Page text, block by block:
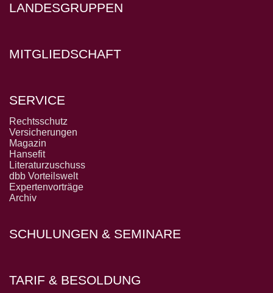
LANDESGRUPPEN
MITGLIEDSCHAFT
SERVICE
Rechtsschutz
Versicherungen
Magazin
Hansefit
Literaturzuschuss
dbb Vorteilswelt
Expertenvorträge
Archiv
SCHULUNGEN & SEMINARE
TARIF & BESOLDUNG